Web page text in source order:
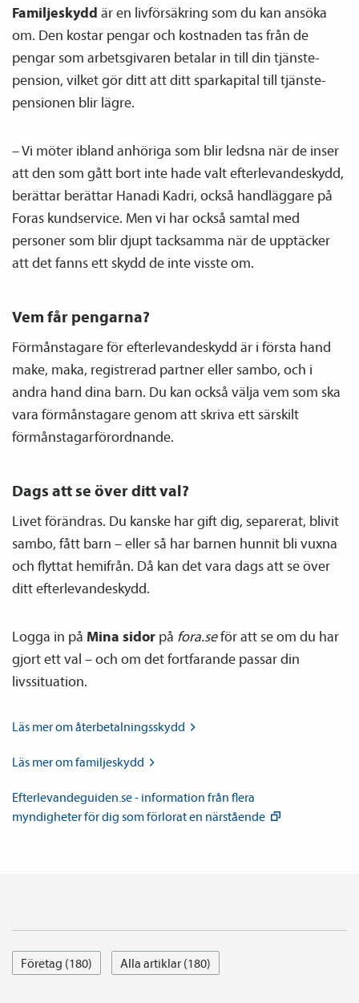
Familje­skydd är en liv­försäkring som du kan ansöka
om. Den kostar pengar och kostnaden tas från de
pengar som arbetsgivaren betalar in till din tjänste­
pension, vilket gör ditt att ditt sparkapital till tjänste­­
pensionen blir lägre.
– Vi möter ibland anhöriga som blir ledsna när de inser
att den som gått bort inte hade valt efterlevandeskydd,
berättar berättar Hanadi Kadri, också handläggare på
Foras kundservice. Men vi har också samtal med
personer som blir djupt tacksamma när de upptäcker
att det fanns ett skydd de inte visste om.
Vem får pengarna?
Förmånstagare för efterlevandeskydd är i första hand
make, maka, registrerad partner eller sambo, och i
andra hand dina barn. Du kan också välja vem som ska
vara förmånstagare genom att skriva ett särskilt
förmånstagarförordnande.
Dags att se över ditt val?
Livet förändras. Du kanske har gift dig, separerat, blivit
sambo, fått barn – eller så har barnen hunnit bli vuxna
och flyttat hemifrån. Då kan det vara dags att se över
ditt efterlevandeskydd.
Logga in på Mina sidor på fora.seför att se om du har
gjort ett val – och om det fortfarande passar din
livssituation.
Läs mer omåterbetalnings­skydd
Läs mer omfamilje­skydd
Efterlevandeguiden.se - information från flera
myndigheter för dig som förlorat en närstående
Företag (180) Alla artiklar (180)